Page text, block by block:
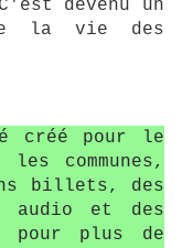
devenu un
la vie des
créé pour le
communes,
billets, des
audio et des
pour plus de